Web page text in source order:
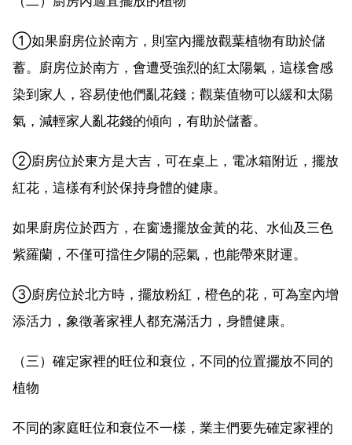
①如果廚房位於南方，則室內擺放觀葉植物有助於儲
蓄。廚房位於南方，會遭受強烈的紅太陽氣，這樣會感
染到家人，容易使他們亂花錢；觀葉值物可以緩和太陽
氣，減輕家人亂花錢的傾向，有助於儲蓄。
②廚房位於東方是大吉，可在桌上，電冰箱附近，擺放
紅花，這樣有利於保持身體的健康。
如果廚房位於西方，在窗邊擺放金黃的花、水仙及三色
紫羅蘭，不僅可擋住夕陽的惡氣，也能帶來財運。
③廚房位於北方時，擺放粉紅，橙色的花，可為室內增
添活力，象徵著家裡人都充滿活力，身體健康。
（三）確定家裡的旺位和衰位，不同的位置擺放不同的
植物
不同的家庭旺位和衰位不一樣，業主們要先確定家裡的